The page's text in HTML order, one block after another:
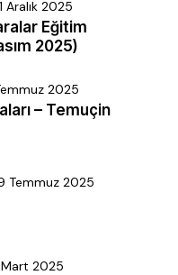
1 Aralık 2025
Eğitim
2025)
2025
– Temuçin
Temmuz 2025
2025